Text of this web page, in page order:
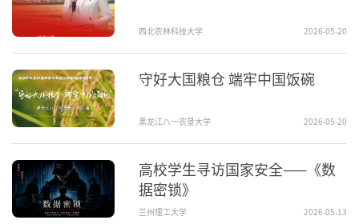
西北农林科技大学 2026-05-20
守好大国粮仓 端牢中国饭碗
黑龙江八一农垦大学 2026-05-20
高校学生寻访国家安全——《数
据密锁》
兰州理工大学 2026-05-13